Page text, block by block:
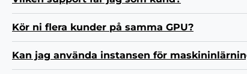
Kör ni flera kunder på samma GPU?
Kan jag använda instansen för